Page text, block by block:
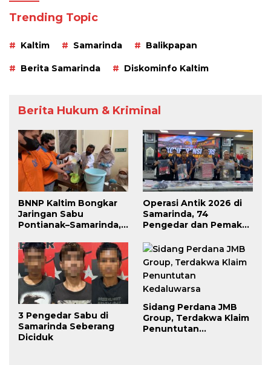
Trending Topic
Kaltim Samarinda Balikpapan
Berita Samarinda Diskominfo Kaltim
Berita Hukum & Kriminal
BNNP Kaltim Bongkar
Jaringan Sabu
Pontianak–Samarinda,
dari Dalam Lapas
Operasi Antik 2026 di
Samarinda, 74
Pengedar dan Pemakai
3 Pengedar Sabu di
Samarinda Seberang
Diciduk
Sidang Perdana JMB
Group, Terdakwa Klaim
Penuntutan